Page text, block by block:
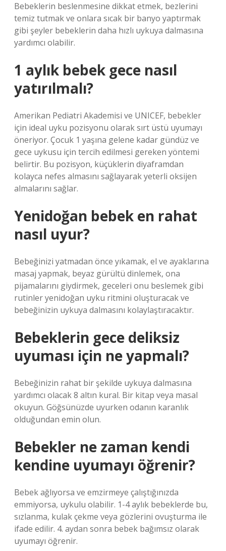
Bebeklerin beslenmesine dikkat etmek, bezlerini
temiz tutmak ve onlara sıcak bir banyo yaptırmak
gibi şeyler bebeklerin daha hızlı uykuya dalmasına
yardımcı olabilir.
1 aylık bebek gece nasıl
yatırılmalı?
Amerikan Pediatri Akademisi ve UNICEF, bebekler
için ideal uyku pozisyonu olarak sırt üstü uyumayı
öneriyor. Çocuk 1 yaşına gelene kadar gündüz ve
gece uykusu için tercih edilmesi gereken yöntemi
belirtir. Bu pozisyon, küçüklerin diyaframdan
kolayca nefes almasını sağlayarak yeterli oksijen
almalarını sağlar.
Yenidoğan bebek en rahat
nasıl uyur?
Bebeğinizi yatmadan önce yıkamak, el ve ayaklarına
masaj yapmak, beyaz gürültü dinlemek, ona
pijamalarını giydirmek, geceleri onu beslemek gibi
rutinler yenidoğan uyku ritmini oluşturacak ve
bebeğinizin uykuya dalmasını kolaylaştıracaktır.
Bebeklerin gece deliksiz
uyuması için ne yapmalı?
Bebeğinizin rahat bir şekilde uykuya dalmasına
yardımcı olacak 8 altın kural. Bir kitap veya masal
okuyun. Göğsünüzde uyurken odanın karanlık
olduğundan emin olun.
Bebekler ne zaman kendi
kendine uyumayı öğrenir?
Bebek ağlıyorsa ve emzirmeye çalıştığınızda
emmiyorsa, uykulu olabilir. 1-4 aylık bebeklerde bu,
sızlanma, kulak çekme veya gözlerini ovuşturma ile
ifade edilir. 4. aydan sonra bebek bağımsız olarak
uyumayı öğrenir.